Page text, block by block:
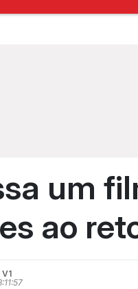
um
ao
V1